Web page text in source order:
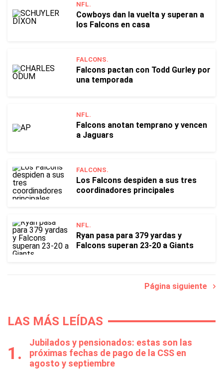
NFL.
Cowboys dan la vuelta y superan a
los Falcons en casa
FALCONS.
Falcons pactan con Todd Gurley por
una temporada
NFL.
Falcons anotan temprano y vencen
a Jaguars
FALCONS.
Los Falcons despiden a sus tres
coordinadores principales
NFL.
Ryan pasa para 379 yardas y
Falcons superan 23-20 a Giants
Página siguiente
LAS MÁS LEÍDAS
Jubilados y pensionados: estas son las
próximas fechas de pago de la CSS en
agosto y septiembre